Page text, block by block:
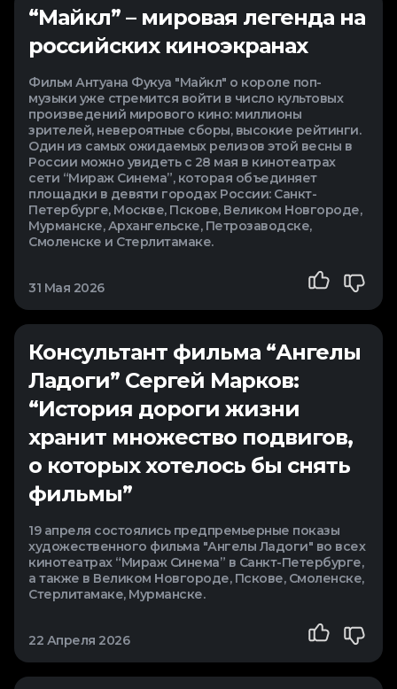
“Майкл” – мировая легенда на
российских киноэкранах
Фильм Антуана Фукуа "Майкл" о короле поп-
музыки уже стремится войти в число культовых
произведений мирового кино: миллионы
зрителей, невероятные сборы, высокие рейтинги.
Один из самых ожидаемых релизов этой весны в
России можно увидеть с 28 мая в кинотеатрах
сети “Мираж Синема”, которая объединяет
площадки в девяти городах России: Санкт-
Петербурге, Москве, Пскове, Великом Новгороде,
Мурманске, Архангельске, Петрозаводске,
Смоленске и Стерлитамаке.
31 Мая 2026
Консультант фильма “Ангелы
Ладоги” Сергей Марков:
“История дороги жизни
хранит множество подвигов,
о которых хотелось бы снять
фильмы”
19 апреля состоялись предпремьерные показы
художественного фильма "Ангелы Ладоги" во всех
кинотеатрах “Мираж Синема” в Санкт-Петербурге,
а также в Великом Новгороде, Пскове, Смоленске,
Стерлитамаке, Мурманске.
22 Апреля 2026